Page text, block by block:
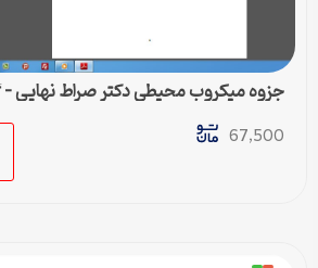
جزوه میکروب محیطی دکتر صراط نهایی – pdf تایپی
67,500